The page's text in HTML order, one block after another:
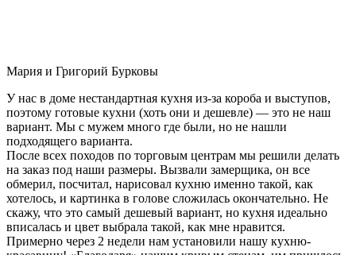
Мария и Григорий Бурковы
У нас в доме нестандартная кухня из-за короба и выступов,
поэтому готовые кухни (хоть они и дешевле) — это не наш
вариант. Мы с мужем много где были, но не нашли
подходящего варианта.
После всех походов по торговым центрам мы решили делать
на заказ под наши размеры. Вызвали замерщика, он все
обмерил, посчитал, нарисовал кухню именно такой, как
хотелось, и картинка в голове сложилась окончательно. Не
скажу, что это самый дешевый вариант, но кухня идеально
вписалась и цвет выбрала такой, как мне нравится.
Примерно через 2 недели нам установили нашу кухню-